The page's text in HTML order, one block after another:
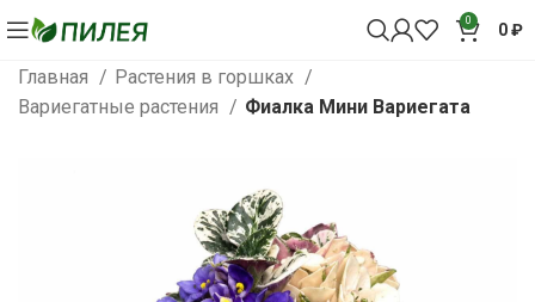
0 0₽
Главная
Растения в горшках
Вариегатные растения
Фиалка Мини Вариегата